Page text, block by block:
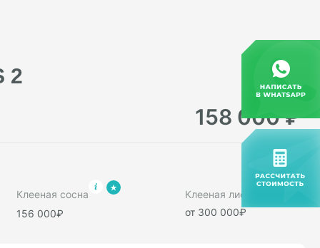
2
158 000₽
Клееная сосна
156 000₽
Клееная лиственница
от 300 000₽